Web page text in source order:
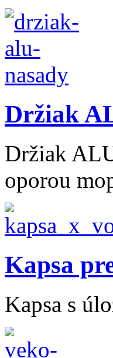
Držiak
Držiak
oporou
Kapsa
Kapsa s